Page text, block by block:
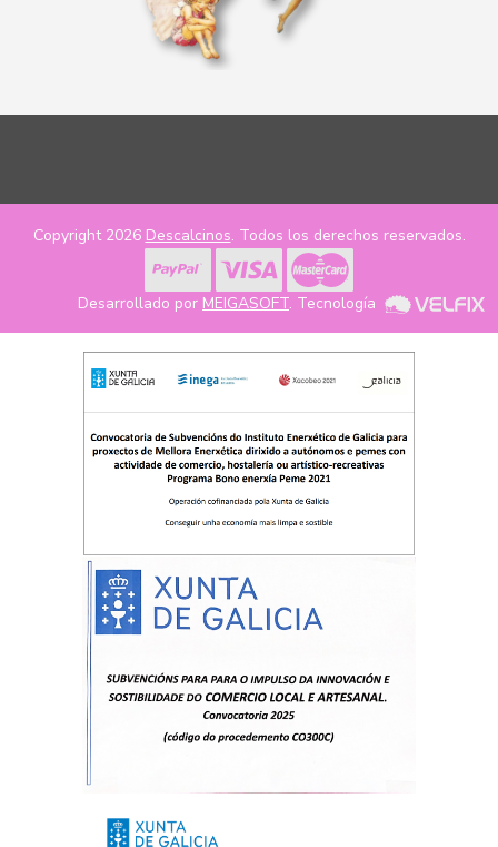
Copyright 2026 Descalcinos. Todos los derechos reservados.
Desarrollado por MEIGASOFT. Tecnología